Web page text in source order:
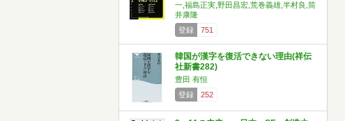
一,福島正実,野田昌宏,荒巻義雄,半村良,筒
井康隆
登録
751
韓国が漢字を復活できない理由(祥伝
社新書282)
豊田 有恒
登録
252